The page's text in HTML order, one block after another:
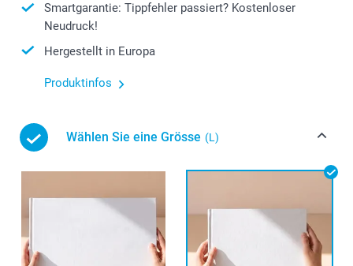
Smartgarantie: Tippfehler passiert? Kostenloser
Neudruck!
Hergestellt in Europa
Produktinfos
Wählen Sie eine Grösse (L)